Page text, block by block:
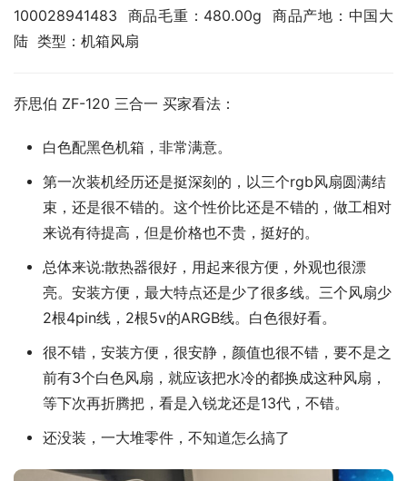
100028941483  商品毛重：480.00g  商品产地：中国大
陆  类型：机箱风扇
乔思伯 ZF-120 三合一 买家看法：
白色配黑色机箱，非常满意。
第一次装机经历还是挺深刻的，以三个rgb风扇圆满结
束，还是很不错的。这个性价比还是不错的，做工相对
来说有待提高，但是价格也不贵，挺好的。
总体来说:散热器很好，用起来很方便，外观也很漂
亮。安装方便，最大特点还是少了很多线。三个风扇少
2根4pin线，2根5v的ARGB线。白色很好看。
很不错，安装方便，很安静，颜值也很不错，要不是之
前有3个白色风扇，就应该把水冷的都换成这种风扇，
等下次再折腾把，看是入锐龙还是13代，不错。
还没装，一大堆零件，不知道怎么搞了